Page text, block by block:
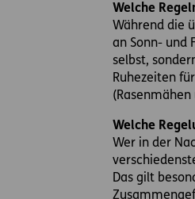
Welche
Während die
an Sonn- und
selbst,
Ruhezeiten
(Rasenmähen
Welche
Wer in der
Das gilt